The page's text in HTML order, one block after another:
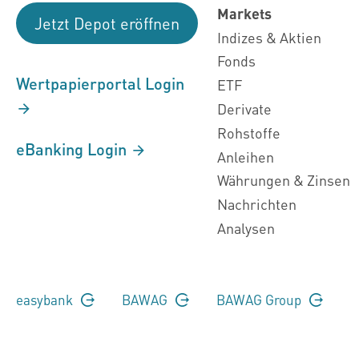
Jetzt Depot eröffnen
Wertpapierportal Login
eBanking Login
Markets
Indizes & Aktien
Fonds
ETF
Derivate
Rohstoffe
Anleihen
Währungen & Zinsen
Nachrichten
Analysen
easybank BAWAG BAWAG Group